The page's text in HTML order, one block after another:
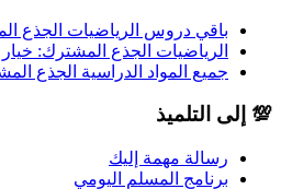
باقي دروس الرياضيات الجذع
الرياضيات الجذع المشترك:
جميع المواد الدراسية الجذع
💯 إلى التلميذ
رسالة مهمة إليك
برنامج المسلم اليومي